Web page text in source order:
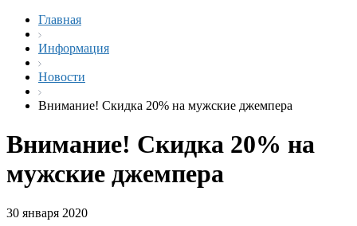
Главная
Информация
Новости
Внимание! Скидка 20% на мужские джемпера
Внимание! Скидка 20% на
мужские джемпера
30 января 2020